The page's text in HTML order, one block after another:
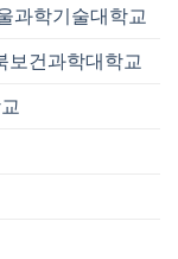
울과학기술대학교
보건과학대학교